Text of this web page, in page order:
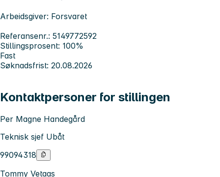
Arbeidsgiver: Forsvaret
Referansenr.: 5149772592
Stillingsprosent: 100%
Fast
Søknadsfrist: 20.08.2026
Kontaktpersoner for stillingen
Per Magne Handegård
Teknisk sjef Ubåt
99094318
Tommy Vetaas